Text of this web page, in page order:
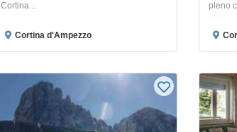
Cortina...
Cortina d'Ampezzo
pleno